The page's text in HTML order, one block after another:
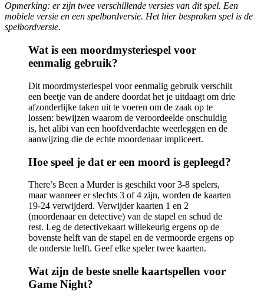
Opmerking: er zijn twee verschillende versies van dit spel. Een
mobiele versie en een spelbordversie. Het hier besproken spel is de
spelbordversie.
Wat is een moordmysteriespel voor
eenmalig gebruik?
Dit moordmysteriespel voor eenmalig gebruik verschilt
een beetje van de andere doordat het je uitdaagt om drie
afzonderlijke taken uit te voeren om de zaak op te
lossen: bewijzen waarom de veroordeelde onschuldig
is, het alibi van een hoofdverdachte weerleggen en de
aanwijzing die de echte moordenaar impliceert.
Hoe speel je dat er een moord is gepleegd?
There’s Been a Murder is geschikt voor 3-8 spelers,
maar wanneer er slechts 3 of 4 zijn, worden de kaarten
19-24 verwijderd. Verwijder kaarten 1 en 2
(moordenaar en detective) van de stapel en schud de
rest. Leg de detectivekaart willekeurig ergens op de
bovenste helft van de stapel en de vermoorde ergens op
de onderste helft. Geef elke speler twee kaarten.
Wat zijn de beste snelle kaartspellen voor
Game Night?